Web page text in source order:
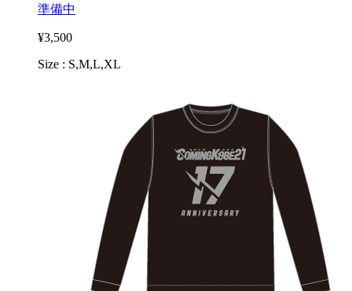
準備中
¥3,500
Size : S,M,L,XL